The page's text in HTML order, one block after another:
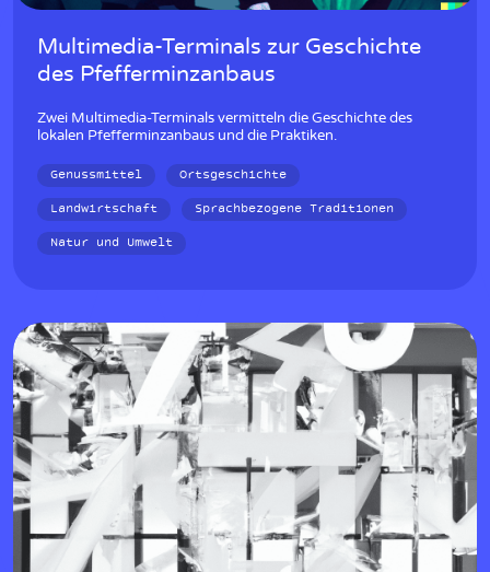
Multimedia-Terminals zur Geschichte
des Pfefferminzanbaus
Zwei Multimedia-Terminals vermitteln die Geschichte des
lokalen Pfefferminzanbaus und die Praktiken.
Genussmittel
Ortsgeschichte
Landwirtschaft
Sprachbezogene Traditionen
Natur und Umwelt